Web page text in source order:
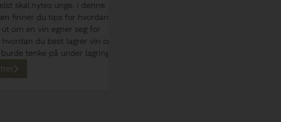
nytes unge. I denne
du tips for hvordan
en vin egner seg for
du best lagrer vin og
tenke på under lagring.